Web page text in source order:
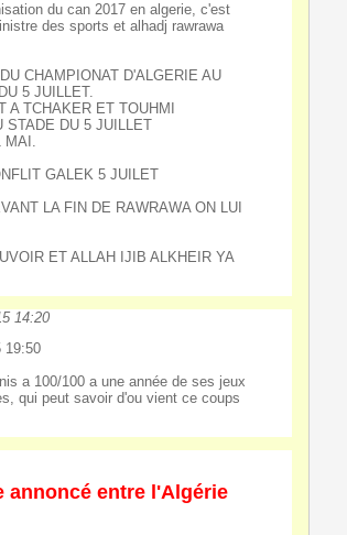
du can 2017 en algerie, c'est
des sports et alhadj rawrawa
CHAMPIONAT D'ALGERIE AU
5 JUILLET.
A TCHAKER ET TOUHMI
STADE DU 5 JUILLET
MAI.
GALEK 5 JUILET
LA FIN DE RAWRAWA ON LUI
ET ALLAH IJIB ALKHEIR YA
14:20
19:50
a 100/100 a une année de ses jeux
qui peut savoir d'ou vient ce coups
annoncé entre l'Algérie